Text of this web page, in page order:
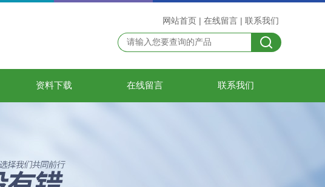
网站首页 | 在线留言 | 联系我们
资料下载 在线留言 联系我们